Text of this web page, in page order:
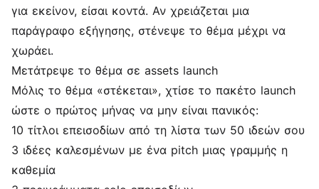
για εκείνον, είσαι κοντά. Αν χρειάζεται μια
παράγραφο εξήγησης, στένεψε το θέμα μέχρι να
χωράει.
Μετάτρεψε το θέμα σε assets launch
Μόλις το θέμα «στέκεται», χτίσε το πακέτο launch
ώστε ο πρώτος μήνας να μην είναι πανικός:
10 τίτλοι επεισοδίων από τη λίστα των 50 ιδεών σου
3 ιδέες καλεσμένων με ένα pitch μιας γραμμής η
καθεμία